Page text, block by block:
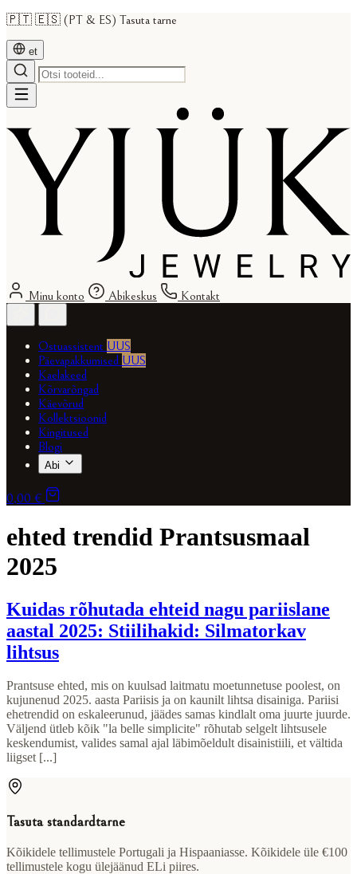
🇵🇹 🇪🇸 (PT & ES) Tasuta tarne
et
Minu konto Abikeskus Kontakt
Ostuassistent UUS
Päevapakkumised UUS
Kaelakeed
Kõrvarõngad
Käevõrud
Kollektsioonid
Kingitused
Blogi
Abi
0,00 €
ehted trendid Prantsusmaal
2025
Kuidas rõhutada ehteid nagu pariislane
aastal 2025: Stiilihakid: Silmatorkav
lihtsus
Prantsuse ehted, mis on kuulsad laitmatu moetunnetuse poolest, on
kujunenud 2025. aasta Pariisis ja on kaunilt lihtsa disainiga. Pariisi
ehetrendid on eskaleerunud, jäädes samas kindlalt oma juurte juurde.
Väljend ütleb kõik "la belle simplicite" rõhutab selgelt lihtsusele
keskendumist, valides samal ajal läbimõeldult disainistiili, et vältida
liigset [...]
Tasuta standardtarne
Kõikidele tellimustele Portugali ja Hispaaniasse. Kõikidele üle €100
tellimustele kogu ülejäänud ELi piires.